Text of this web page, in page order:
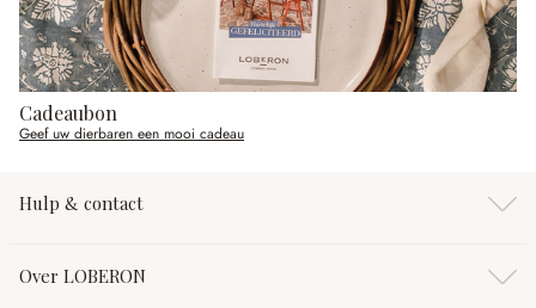
Cadeaubon
Geef uw dierbaren een mooi cadeau
Hulp & contact
Over LOBERON